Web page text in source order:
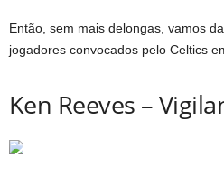
Então, sem mais delongas, vamos
jogadores convocados pelo Celtics
Ken Reeves –